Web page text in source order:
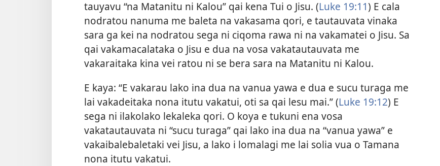
tauyavu “na Matanitu ni Kalou” qai kena Tui o Jisu. (Luke 19:11) E cala
nodratou nanuma me baleta na vakasama qori, e tautauvata vinaka
sara ga kei na nodratou sega ni ciqoma rawa ni na vakamatei o Jisu. Sa
qai vakamacalataka o Jisu e dua na vosa vakatautauvata me
vakaraitaka kina vei ratou ni se bera sara na Matanitu ni Kalou.
E kaya: “E vakarau lako ina dua na vanua yawa e dua e sucu turaga me
lai vakadeitaka nona itutu vakatui, oti sa qai lesu mai.” (Luke 19:12) E
sega ni ilakolako lekaleka qori. O koya e tukuni ena vosa
vakatautauvata ni “sucu turaga” qai lako ina dua na “vanua yawa” e
vakaibalebaletaki vei Jisu, a lako i lomalagi me lai solia vua o Tamana
nona itutu vakatui.